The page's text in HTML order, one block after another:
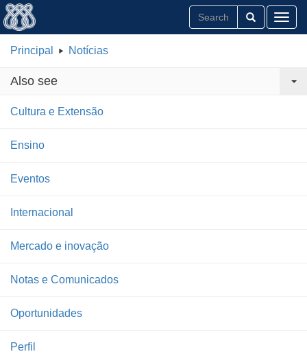
Principal Notícias
Also see
Cultura e Extensão
Ensino
Eventos
Internacional
Mercado e inovação
Notas e Comunicados
Oportunidades
Perfil